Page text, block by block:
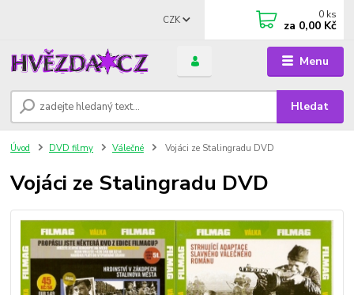
Menu
CZK
Hledat
0 ks
za 0,00 Kč
Úvod DVD filmy Válečné Vojáci ze Stalingradu DVD
Vojáci ze Stalingradu DVD